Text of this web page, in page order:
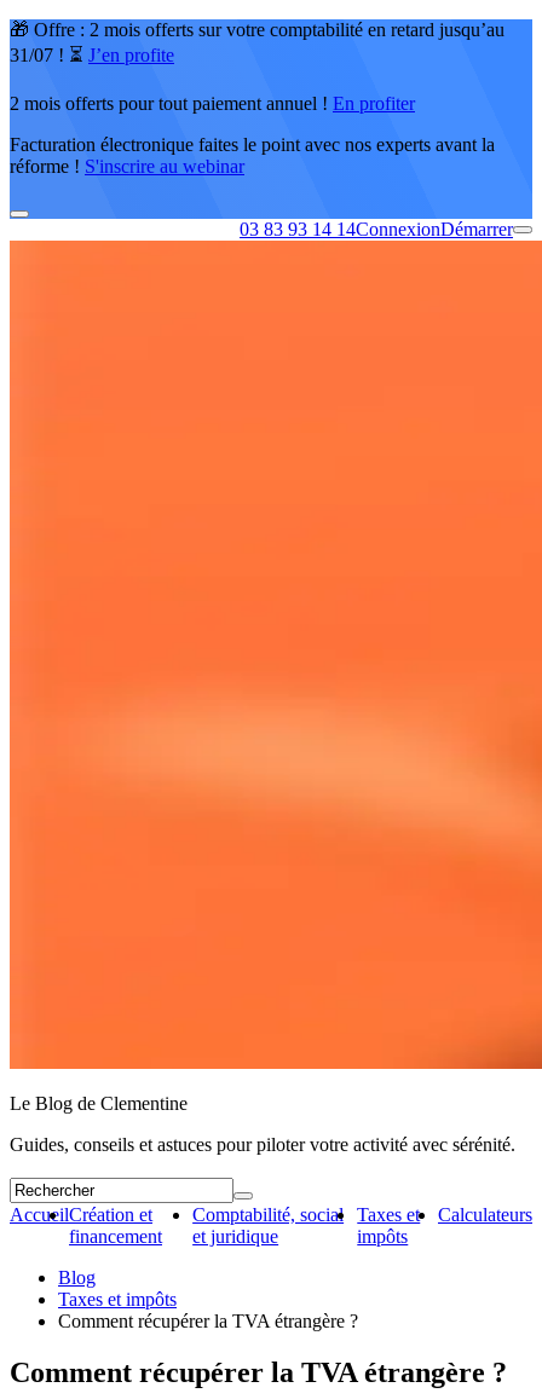
🎁 Offre : 2 mois offerts sur votre comptabilité en retard jusqu’au
31/07 ! ⏳ J’en profite
2 mois offerts pour tout paiement annuel ! En profiter
Facturation électronique faites le point avec nos experts avant la
réforme ! S'inscrire au webinar
03 83 93 14 14ConnexionDémarrer
Le Blog de Clementine
Guides, conseils et astuces pour piloter votre activité avec sérénité.
AccueilCréation et
financement
Comptabilité, social
et juridique
Taxes et
impôts
Calculateurs
Blog
Taxes et impôts
Comment récupérer la TVA étrangère ?
Comment récupérer la TVA étrangère ?